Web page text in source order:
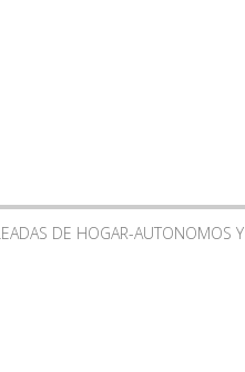
DE HOGAR-AUTONOMOS Y